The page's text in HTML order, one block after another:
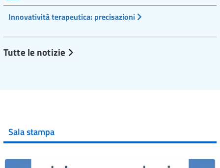
Innovatività terapeutica: precisazioni
Tutte le notizie
Sala stampa